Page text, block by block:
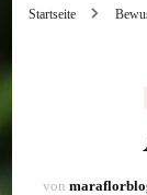
Startseite
von